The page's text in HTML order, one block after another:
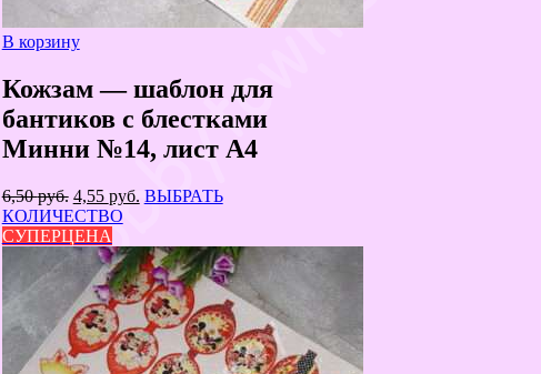
В корзину
Кожзам — шаблон для
бантиков с блестками
Минни №14, лист А4
6,50руб. Первоначальная
цена
составляла
6,50 руб..
4,55 руб. Текущая
ВЫБРАТЬ
КОЛИЧЕСТВО
СУПЕРЦЕНА